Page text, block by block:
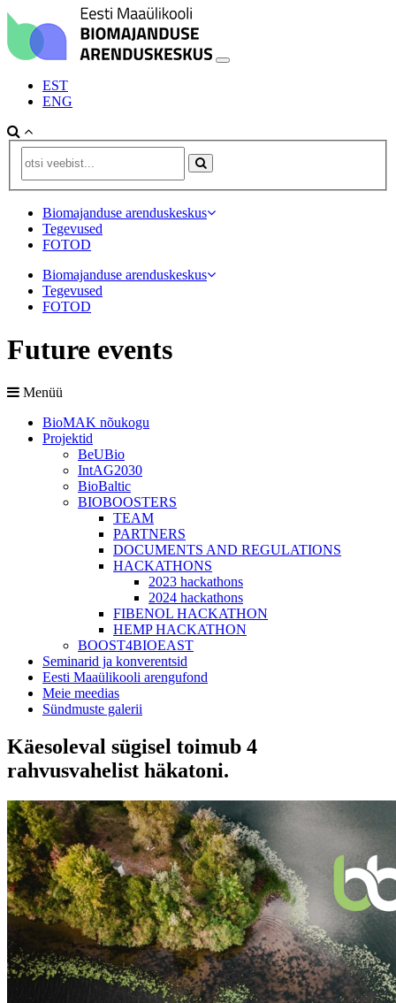
EST
ENG
Biomajanduse arenduskeskus
Tegevused
FOTOD
Biomajanduse arenduskeskus
Tegevused
FOTOD
Future events
Menüü
BioMAK nõukogu
Projektid
BeUBio
IntAG2030
BioBaltic
BIOBOOSTERS
TEAM
PARTNERS
DOCUMENTS AND REGULATIONS
HACKATHONS
2023 hackathons
2024 hackathons
FIBENOL HACKATHON
HEMP HACKATHON
BOOST4BIOEAST
Seminarid ja konverentsid
Eesti Maaülikooli arengufond
Meie meedias
Sündmuste galerii
Käesoleval sügisel toimub 4
rahvusvahelist häkatoni.